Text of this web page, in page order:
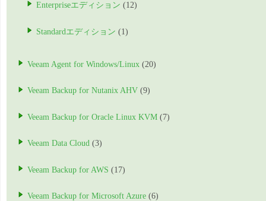
Enterpriseエディション (12)
Standardエディション (1)
Veeam Agent for Windows/Linux (20)
Veeam Backup for Nutanix AHV (9)
Veeam Backup for Oracle Linux KVM (7)
Veeam Data Cloud (3)
Veeam Backup for AWS (17)
Veeam Backup for Microsoft Azure (6)